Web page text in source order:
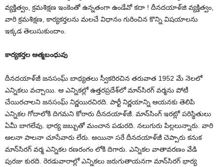
వ్యక్తిత్వం, క్రమశిక్షణ ఇంకెంతో ఉన్నతంగా ఉండేవో కదా ! దీనదయాళ్‌జి వ్యక్తిత్వం,
వారి క్రమశిక్షణ, కార్యకర్తలను మలచే విధానం గురించిన కొన్ని విషయాలను
ఇక్కడ తెలుసుకుందాం.
కార్యకర్తల ఆత్మబంధువు
దీనదయాళ్‌జీ జనసంఘ్‌ బాధ్యతలు స్వీకరిరచిన తరువాత 1952 మే నెలలో
ఎన్నికలు వచ్చాయి. ఆ ఎన్నికల్లో ఉత్తరప్రదేశ్‌లో మాన్‌సిరగ్‌ వర్మను పోటీ
చేయిరచాలని జనసంఘ్‌ నిర్ణయిరచిరది. పార్టీ నిర్ణయాన్ని ఆయనకు తెలిపి
ఎన్నికల గోదాలోకి దిగమని కోరారు దీనదయాళ్‌జీ. మాన్‌సింగ్‌ ఇరట్లో పరిస్థితులు
ఏమీ బాగలేవు. భార్య జబ్బుతో మంచాన పడురది. నలుగురు పిల్లలున్నారు. వారి
ఆలనా పాలనా చూసేవారు లేరు. అయినా సరే దీనదయాళ్‌జీ చెప్పారు కనుక
మాన్‌సిరగ్‌ వర్మ ఎన్నికల రణరంగం లోకి దిగారు. ఎన్నికల వాతావరణం వేడి
పురజు కురది. రెరడువారాల్లో ఎన్నికలు జరుగుతాయనగా మాన్‌సిరగ్‌ భార్య